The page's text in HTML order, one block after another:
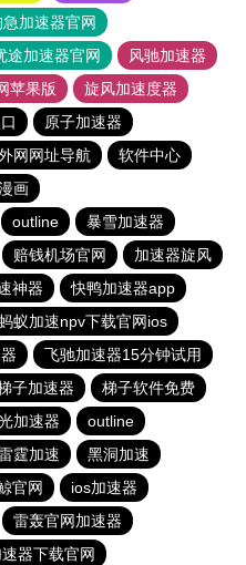
急加速器官网
途加速器官网
风驰加速器
苹果版
旋风加速度器
原子加速器
网网址导航
软件中心
画
outline
暴雪加速器
赔钱机场官网
加速器旋风
神器
快鸭加速器app
蚁加速npv下载官网ios
飞驰加速器15分钟试用
子加速器
梯子软件免费
加速器
outline
霆加速
黑洞加速
官网
ios加速器
雷轰官网加速器
器下载官网